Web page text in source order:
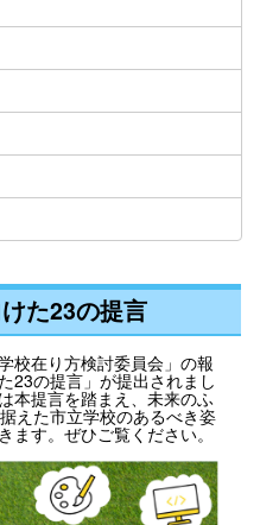
た23の提言
校在り方検討委員会」の報
23の提言」が提出されまし
本提言を踏まえ、未来のふ
えた市立学校のあるべき姿
す。ぜひご覧ください。